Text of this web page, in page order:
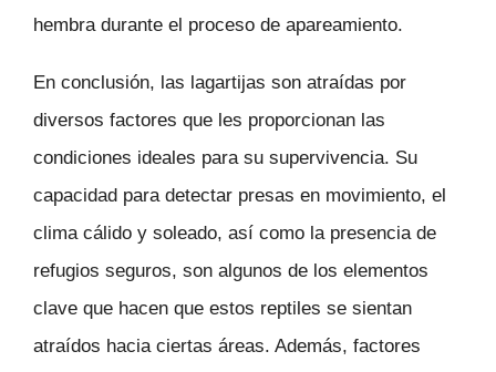
hembra durante el proceso de apareamiento.
En conclusión, las lagartijas son atraídas por
diversos factores que les proporcionan las
condiciones ideales para su supervivencia. Su
capacidad para detectar presas en movimiento, el
clima cálido y soleado, así como la presencia de
refugios seguros, son algunos de los elementos
clave que hacen que estos reptiles se sientan
atraídos hacia ciertas áreas. Además, factores